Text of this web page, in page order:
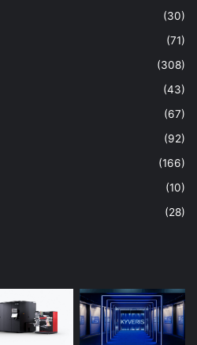
(30)
(71)
(308)
(43)
(67)
(92)
(166)
(10)
(28)